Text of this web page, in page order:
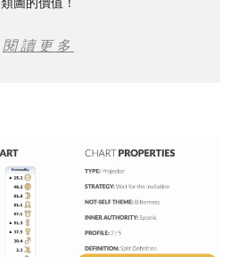
類圖的價值！
閱讀更多